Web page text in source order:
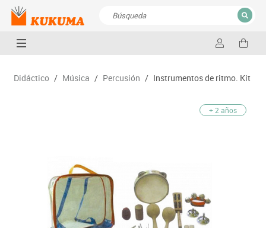
CERRAR
Didáctico / Música / Percusión / Instrumentos de ritmo. Kit
+ 2 años